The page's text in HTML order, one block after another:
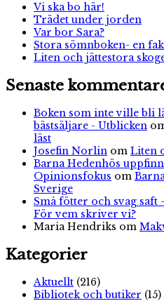
Vi ska bo här!
Trädet under jorden
Var bor Sara?
Stora sömnboken- en
Liten och jättestora
Senaste
Boken som inte ville bli
bästsäljare - Utblicken
läst
Josefin Norlin om Liten
Barna Hedenhös
Opinionsfokus om
Sverige
Små fötter och svag
För vem skriver vi?
Maria Hendriks om
Kategorier
Aktuellt (216)
Bibliotek och butiker (15)